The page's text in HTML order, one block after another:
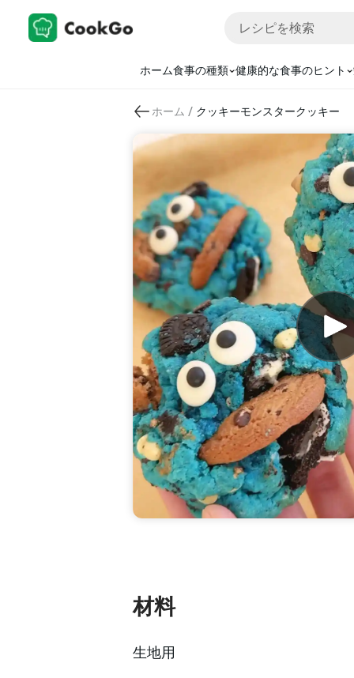
ホーム食事の種類 健康的な食事のヒント
ホーム / クッキーモンスタークッキー
材料
生地用